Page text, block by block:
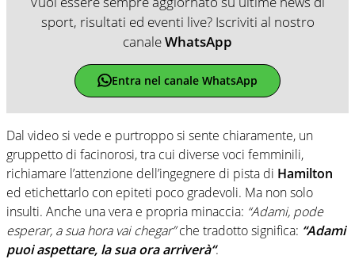
sport, risultati ed eventi live? Iscriviti al nostro
canaleWhatsApp
Entra nel canale WhatsApp
Dal video si vede e purtroppo si sente chiaramente, un
gruppetto di facinorosi, tra cui diverse voci femminili,
richiamare l’attenzione dell’ingegnere di pista di Hamilton
ed etichettarlo con epiteti poco gradevoli. Ma non solo
insulti. Anche una vera e propria minaccia: “Adami, pode
esperar, a sua hora vai chegar”che tradotto significa: “Adami
puoi aspettare, la sua ora arriverà“.